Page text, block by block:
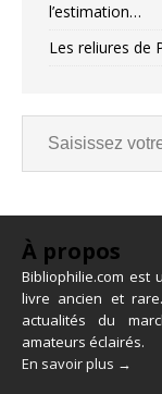
l’estimation…
Les reliures de
À propos
Bibliophilie.com est
livre ancien et
actualités du
amateurs éclairés.
En savoir plus →